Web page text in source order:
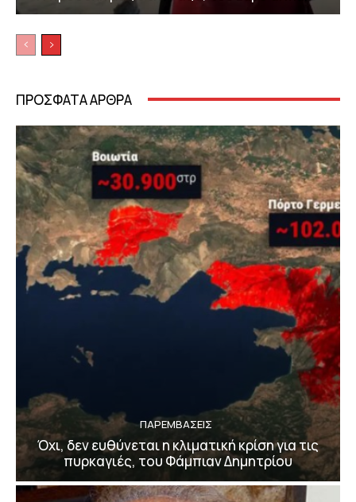
ΠΡΟΣΦΑΤΑ ΑΡΘΡΑ
ΠΑΡΕΜΒΑΣΕΙΣ
Όχι, δεν ευθύνεται η κλιματική κρίση για τις
πυρκαγιές, του Φάμπιαν Δημητρίου